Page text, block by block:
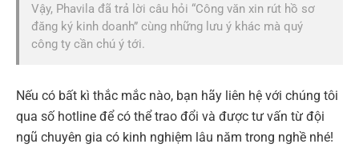
Vậy, Phavila đã trả lời câu hỏi “Công văn xin rút hồ sơ
đăng ký kinh doanh” cùng những lưu ý khác mà quý
công ty cần chú ý tới.
Nếu có bất kì thắc mắc nào, bạn hãy liên hệ với chúng tôi
qua số hotline để có thể trao đổi và được tư vấn từ đội
ngũ chuyên gia có kinh nghiệm lâu năm trong nghề nhé!